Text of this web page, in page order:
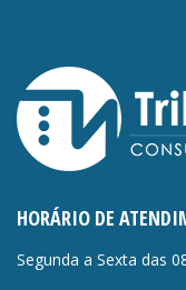
HORÁRIO DE
Segunda a Sexta das